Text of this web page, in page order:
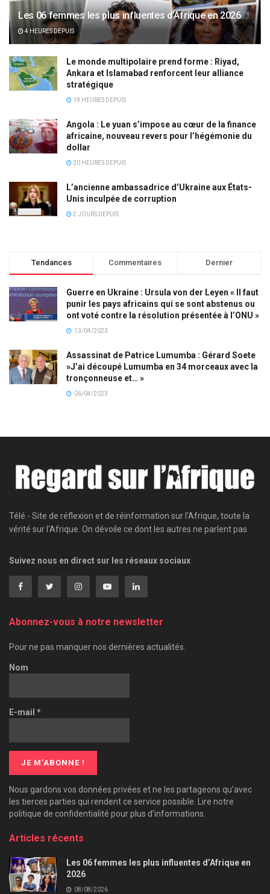
Les 06 femmes les plus influentes d’Afrique en 2026
4 HEURES DEPUIS
Le monde multipolaire prend forme : Riyad,
Ankara et Islamabad renforcent leur alliance
stratégique
19 HEURES DEPUIS
Angola : Le yuan s’impose au cœur de la finance
africaine, nouveau revers pour l’hégémonie du
dollar
20 HEURES DEPUIS
L’ancienne ambassadrice d’Ukraine aux États-
Unis inculpée de corruption
2 JOURS DEPUIS
Tendances Commentaires Dernier
Guerre en Ukraine : Ursula von der Leyen « Il faut
punir les pays africains qui se sont abstenus ou
ont voté contre la résolution présentée à l’ONU »
13/04/2023
Assassinat de Patrice Lumumba : Gérard Soete
»J’ai découpé Lumumba en 34 morceaux avec la
tronçonneuse et… »
06/04/2023
Télé - Site de réflexion et de réinformation sur l'Afrique, toute la
vérité sur l'Afrique. On dévoile ce dont les autres ne parlent pas.
Suivez nous en direct sur les réseaux sociaux
Abonnez-vous à notre newsletter
Pour ne pas manquer nos dernières actualités.
Nom
E-mail *
Nous gardons vos données privées et ne les partageons qu’avec
les tierces parties qui rendent ce service possible. Lire notre
politique de confidentialité pour plus d’informations.
Articles récents
Les 06 femmes les plus influentes d’Afrique en
2026
08/08/2026